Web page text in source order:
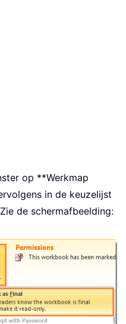
op **Werkmap
in de keuzelijst
de schermafbeelding: